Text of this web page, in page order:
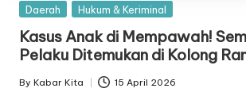
Posted
Daerah Hukum & Keriminal
Kasus Anak di Mempawah!
Pelaku Ditemukan di Kolong
Posted
By Kabar Kita 15 April 2026